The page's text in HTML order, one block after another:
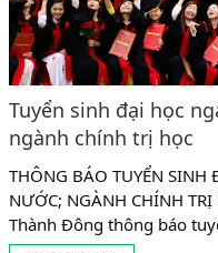
Tuyển sinh đại học
ngành chính trị học
THÔNG BÁO TUYỂN
NƯỚC; NGÀNH CHÍNH
Thành Đông thông báo